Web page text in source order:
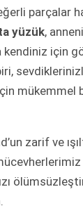
parçalar
yüzük,
kendiniz için
mükemmel
zarif ve